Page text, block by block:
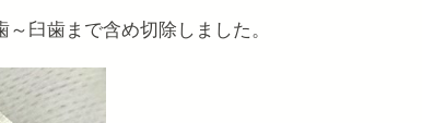
臼歯まで含め切除しました。